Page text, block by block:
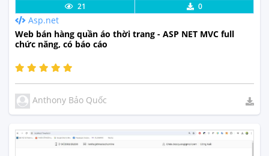
Lưu code Xem Thực Tế
21 0
Asp.net
Web bán hàng quần áo thời trang - ASP NET MVC full
chức năng, có báo cáo
Anthony Bảo Quốc